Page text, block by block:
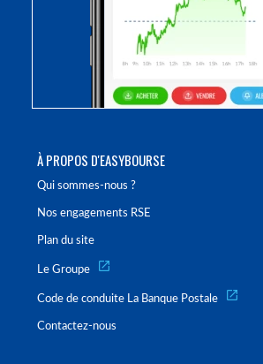
À PROPOS D'EASYBOURSE
Qui sommes-nous ?
Nos engagements RSE
Plan du site
Le Groupe
Code de conduite La Banque Postale
Contactez-nous